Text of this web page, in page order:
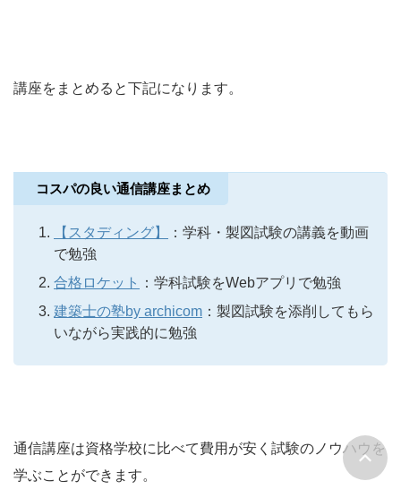
講座をまとめると下記になります。
コスパの良い通信講座まとめ
【スタディング】
：学科・製図試験の講義を動画
で勉強
合格ロケット
：学科試験をWebアプリで勉強
建築士の塾by archicom ：製図試験を添削してもら
いながら実践的に勉強
通信講座は資格学校に比べて費用が安く試験のノウハウを
学ぶことができます。